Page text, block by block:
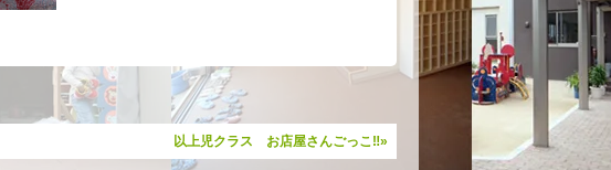
以上児クラス お店屋さんごっこ‼»